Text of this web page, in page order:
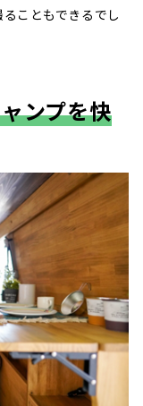
こともできるでし
ンプを快